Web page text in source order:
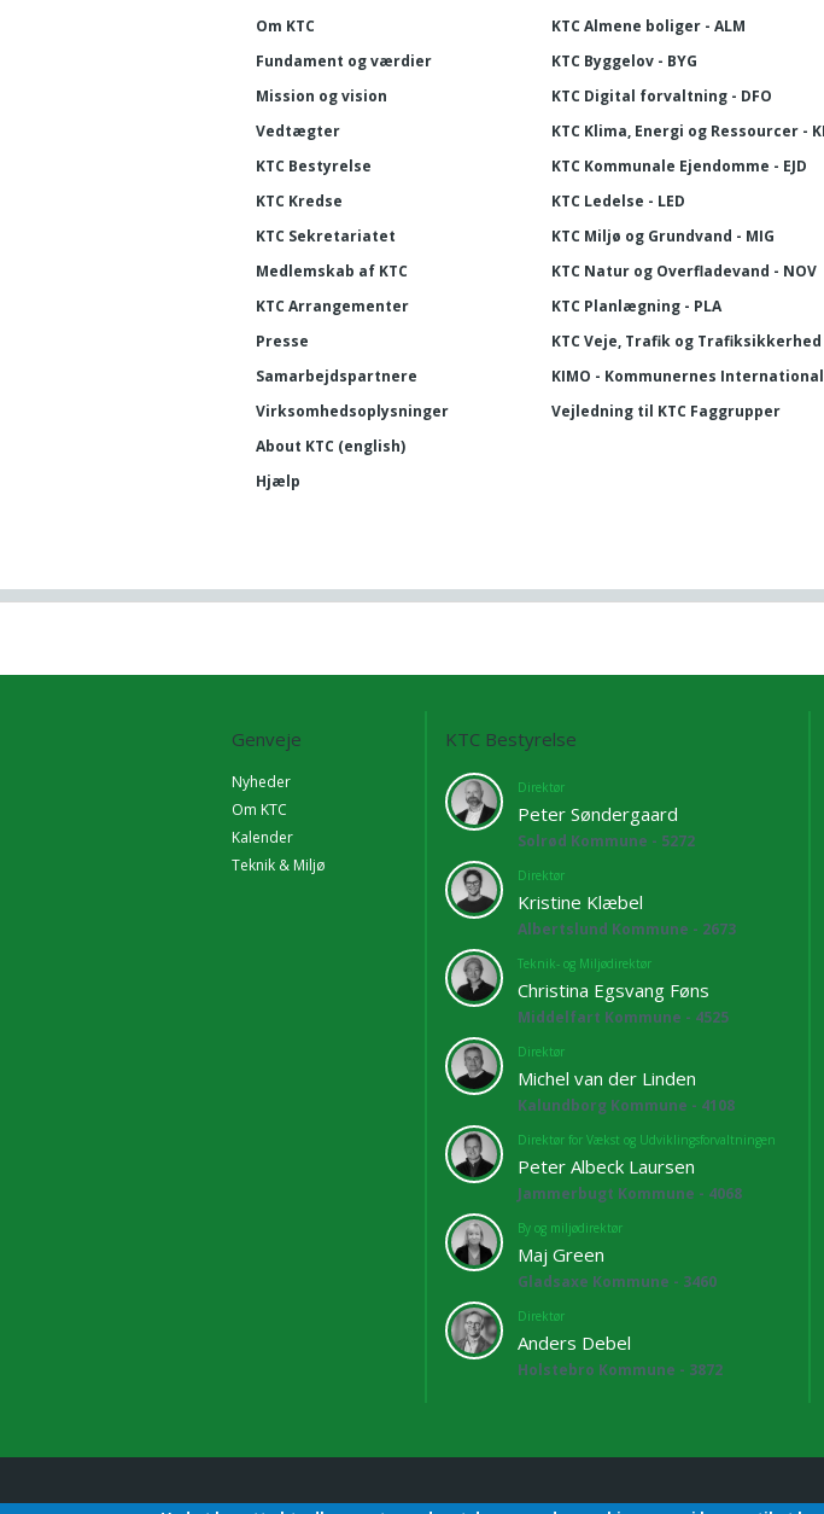
Om KTC
Fundament og værdier
Mission og vision
Vedtægter
KTC Bestyrelse
KTC Kredse
KTC Sekretariatet
Medlemskab af KTC
KTC Arrangementer
Presse
Samarbejdspartnere
Virksomhedsoplysninger
About KTC (english)
Hjælp
KTC Almene boliger - ALM
KTC Byggelov - BYG
KTC Digital forvaltning - DFO
KTC Klima, Energi og Ressourcer -
KTC Kommunale Ejendomme - EJD
KTC Ledelse - LED
KTC Miljø og Grundvand - MIG
KTC Natur og Overfladevand - NOV
KTC Planlægning - PLA
KTC Veje, Trafik og Trafiksikkerhed
KIMO - Kommunernes
Vejledning til KTC Faggrupper
Genveje
Nyheder
Om KTC
Kalender
Teknik & Miljø
KTC Bestyrelse
Direktør
Peter Søndergaard
Solrød Kommune - 5272
Direktør
Kristine Klæbel
Albertslund Kommune - 2673
Teknik- og Miljødirektør
Christina Egsvang Føns
Middelfart Kommune - 4525
Direktør
Michel van der Linden
Kalundborg Kommune - 4108
Direktør for Vækst og Udviklingsforvaltningen
Peter Albeck Laursen
Jammerbugt Kommune - 4068
By og miljødirektør
Maj Green
Gladsaxe Kommune - 3460
Direktør
Anders Debel
Holstebro Kommune - 3872